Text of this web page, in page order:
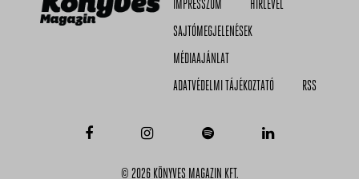
IMPRESSZUM
HÍRLEVÉL
SAJTÓMEGJELENÉSEK
MÉDIAAJÁNLAT
ADATVÉDELMI TÁJÉKOZTATÓ
RSS
© 2026 KÖNYVES MAGAZIN KFT.